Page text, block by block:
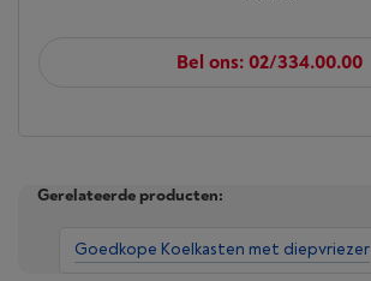
Bel ons: 02/334.00.00
Gerelateerde producten:
Goedkope Koelkasten met diepvriezer